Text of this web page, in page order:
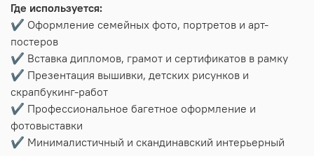
Где используется:
✔️ Оформление семейных фото, портретов и арт-
постеров
✔️ Вставка дипломов, грамот и сертификатов в рамку
✔️ Презентация вышивки, детских рисунков и
скрапбукинг-работ
✔️ Профессиональное багетное оформление и
фотовыставки
✔️ Минималистичный и скандинавский интерьерный